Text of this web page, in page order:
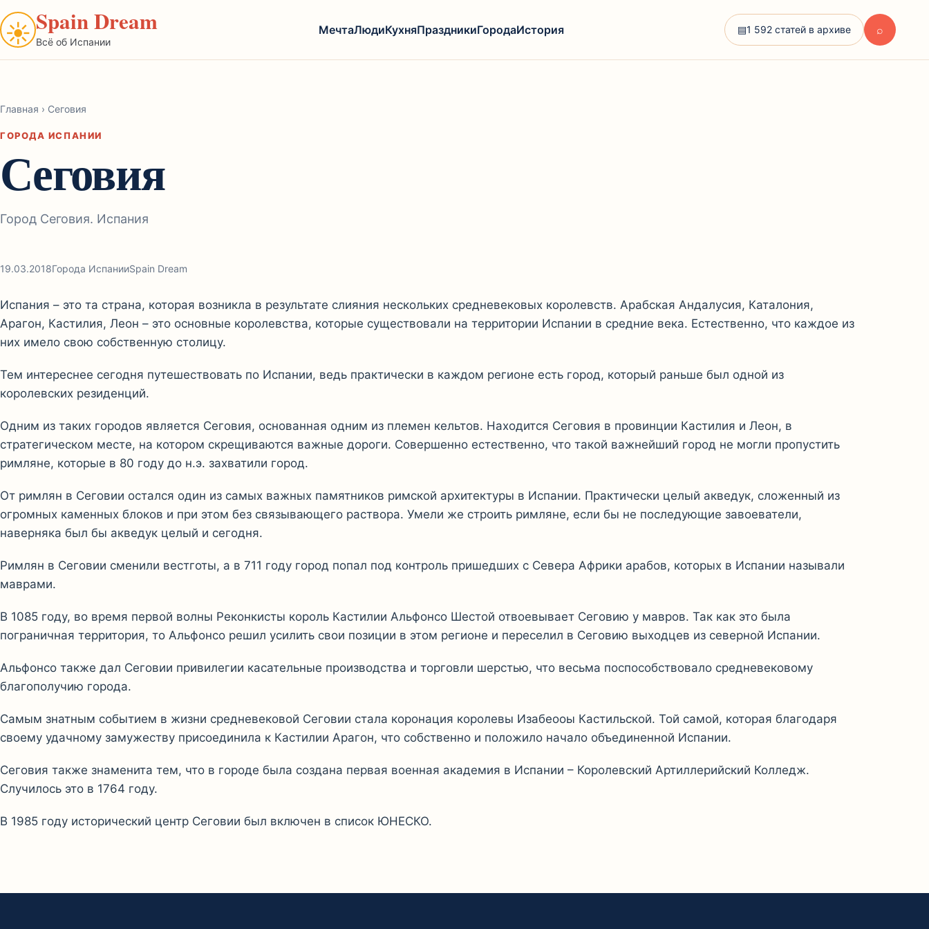
☀Spain Dream
Всё об Испании
МечтаЛюдиКухняПраздникиГородаИстория ▤1 592 статей в архиве ⌕
Главная › Сеговия
ГОРОДА ИСПАНИИ
Сеговия
Город Сеговия. Испания
19.03.2018Города ИспанииSpain Dream
Испания – это та страна, которая возникла в результате слияния нескольких средневековых королевств. Арабская Андалусия, Каталония,
Арагон, Кастилия, Леон – это основные королевства, которые существовали на территории Испании в средние века. Естественно, что каждое из
них имело свою собственную столицу.
Тем интереснее сегодня путешествовать по Испании, ведь практически в каждом регионе есть город, который раньше был одной из
королевских резиденций.
Одним из таких городов является Сеговия, основанная одним из племен кельтов. Находится Сеговия в провинции Кастилия и Леон, в
стратегическом месте, на котором скрещиваются важные дороги. Совершенно естественно, что такой важнейший город не могли пропустить
римляне, которые в 80 году до н.э. захватили город.
От римлян в Сеговии остался один из самых важных памятников римской архитектуры в Испании. Практически целый акведук, сложенный из
огромных каменных блоков и при этом без связывающего раствора. Умели же строить римляне, если бы не последующие завоеватели,
наверняка был бы акведук целый и сегодня.
Римлян в Сеговии сменили вестготы, а в 711 году город попал под контроль пришедших с Севера Африки арабов, которых в Испании называли
маврами.
В 1085 году, во время первой волны Реконкисты король Кастилии Альфонсо Шестой отвоевывает Сеговию у мавров. Так как это была
пограничная территория, то Альфонсо решил усилить свои позиции в этом регионе и переселил в Сеговию выходцев из северной Испании.
Альфонсо также дал Сеговии привилегии касательные производства и торговли шерстью, что весьма поспособствовало средневековому
благополучию города.
Самым знатным событием в жизни средневековой Сеговии стала коронация королевы Изабеооы Кастильской. Той самой, которая благодаря
своему удачному замужеству присоединила к Кастилии Арагон, что собственно и положило начало объединенной Испании.
Сеговия также знаменита тем, что в городе была создана первая военная академия в Испании – Королевский Артиллерийский Колледж.
Случилось это в 1764 году.
В 1985 году исторический центр Сеговии был включен в список ЮНЕСКО.